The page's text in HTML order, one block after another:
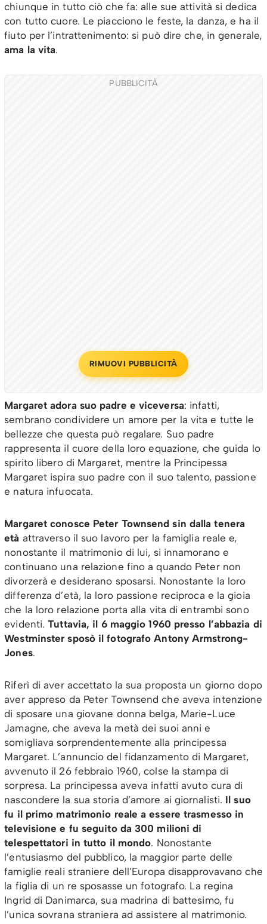
chiunque in tutto ciò che fa: alle sue attività si dedica
con tutto cuore. Le piacciono le feste, la danza, e ha il
fiuto per l’intrattenimento: si può dire che, in generale,
ama la vita.
PUBBLICITÀ
RIMUOVI PUBBLICITÀ
Margaret adora suo padre e viceversa: infatti,
sembrano condividere un amore per la vita e tutte le
bellezze che questa può regalare. Suo padre
rappresenta il cuore della loro equazione, che guida lo
spirito libero di Margaret, mentre la Principessa
Margaret ispira suo padre con il suo talento, passione
e natura infuocata.
Margaret conosce Peter Townsend sin dalla tenera
età attraverso il suo lavoro per la famiglia reale e,
nonostante il matrimonio di lui, si innamorano e
continuano una relazione fino a quando Peter non
divorzerà e desiderano sposarsi. Nonostante la loro
differenza d’età, la loro passione reciproca e la gioia
che la loro relazione porta alla vita di entrambi sono
evidenti.Tuttavia, il 6 maggio 1960 presso l’abbazia di
Westminster sposò il fotografo Antony Armstrong-
Jones.
Riferì di aver accettato la sua proposta un giorno dopo
aver appreso da Peter Townsend che aveva intenzione
di sposare una giovane donna belga, Marie-Luce
Jamagne, che aveva la metà dei suoi anni e
somigliava sorprendentemente alla principessa
Margaret. L’annuncio del fidanzamento di Margaret,
avvenuto il 26 febbraio 1960, colse la stampa di
sorpresa. La principessa aveva infatti avuto cura di
nascondere la sua storia d’amore ai giornalisti. Il suo
fu il primo matrimonio reale a essere trasmesso in
televisione e fu seguito da 300 milioni di
telespettatori in tutto il mondo. Nonostante
l’entusiasmo del pubblico, la maggior parte delle
famiglie reali straniere dell’Europa disapprovavano che
la figlia di un re sposasse un fotografo. La regina
Ingrid di Danimarca, sua madrina di battesimo, fu
l’unica sovrana straniera ad assistere al matrimonio.